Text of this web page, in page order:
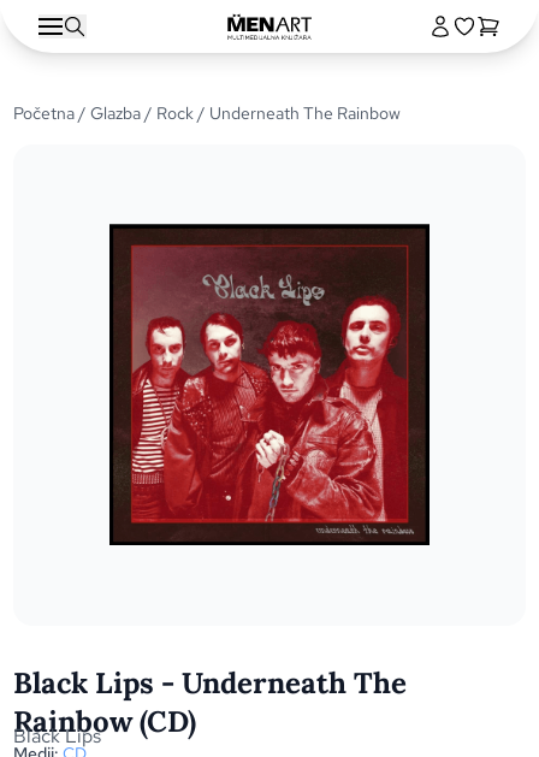
Početna/Glazba/ Rock/ Underneath The Rainbow
Black Lips - Underneath The
Rainbow (CD)
Black Lips